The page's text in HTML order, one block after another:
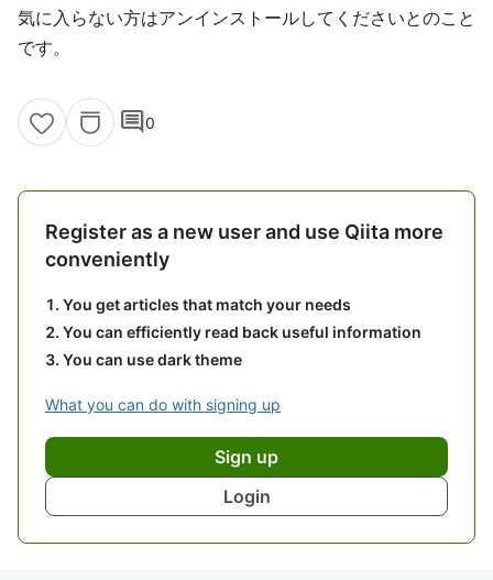
気に入らない方はアンインストールしてくださいとのこと
です。
comment0
Register as a new user and use Qiita more
conveniently
You get articles that match your needs
You can efficiently read back useful information
You can use dark theme
What you can do with signing up
Sign up
Login